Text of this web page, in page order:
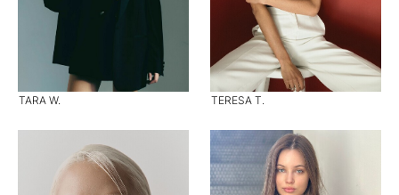
TARA W. TERESA T.